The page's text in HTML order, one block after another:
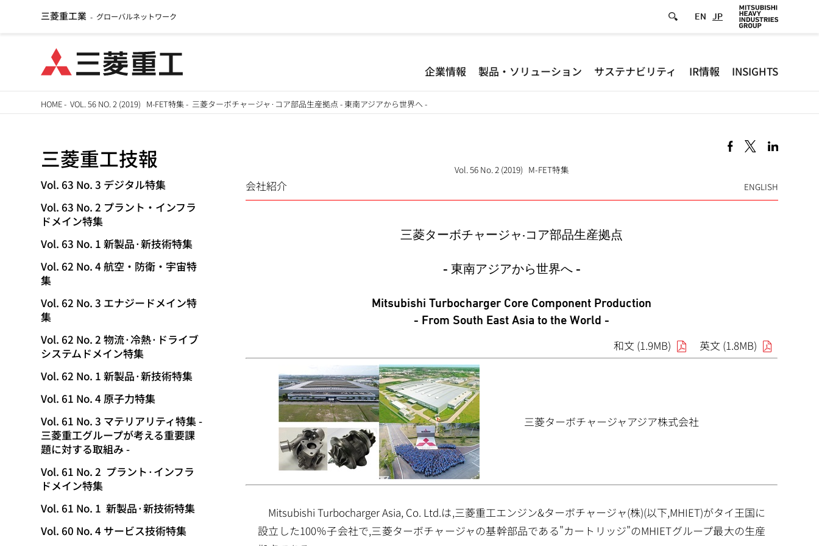
イ
三菱重工業 - グローバルネットワーク EN JP
-
企業情報 製品・ソリューション サステナビリティ IR情報 INSIGHTS
HOME-VOL. 56 NO. 2 (2019) M-FET特集- 三菱ターボチャージャ·コア部品生産拠点 - 東南アジアから世界へ -
Vol. 56 No. 2 (2019) M-FET特集
会社紹介 ENGLISH
三菱ターボチャージャ·コア部品生産拠点
- 東南アジアから世界へ -
Mitsubishi Turbocharger Core Component Production
- From South East Asia to the World -
和文 (1.9MB) 英文 (1.8MB)
三菱ターボチャージャアジア株式会社
Mitsubishi Turbocharger Asia, Co. Ltd.は,三菱重工エンジン&ターボチャージャ(株)(以下,MHIET)がタイ王国に
設立した100％子会社で,三菱ターボチャージャの基幹部品である"カートリッジ"のMHIETグループ最大の生産
三菱重工技報
TECHNICAL
REVIEW
Vol. 63 No. 3 デジタル特集
Vol. 63 No. 2 プラント・インフラ
ドメイン特集
Vol. 63 No. 1 新製品·新技術特集
Vol. 62 No. 4 航空・防衛・宇宙特
集
Vol. 62 No. 3 エナジードメイン特
集
Vol. 62 No. 2 物流·冷熱·ドライブ
システムドメイン特集
Vol. 62 No. 1 新製品·新技術特集
Vol. 61 No. 4 原子力特集
Vol. 61 No. 3 マテリアリティ特集 -
三菱重工グループが考える重要課
題に対する取組み -
Vol. 61 No. 2 プラント·インフラ
ドメイン特集
Vol. 61 No. 1 新製品·新技術特集
Vol. 60 No. 4 サービス技術特集